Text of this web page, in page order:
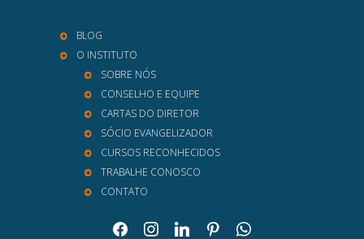
BLOG
O INSTITUTO
SOBRE NÓS
CONSELHO E EQUIPE
CARTAS DO DIRETOR
SÓCIO EVANGELIZADOR
CURSOS RECONHECIDOS
TRABALHE CONOSCO
CONTATO
facebookinstagramlinkedinpinterestwhatsapp